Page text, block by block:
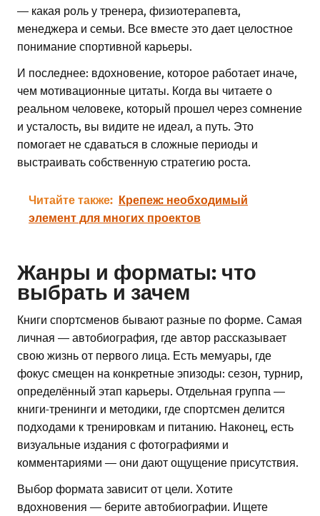
— какая роль у тренера, физиотерапевта,
менеджера и семьи. Все вместе это дает целостное
понимание спортивной карьеры.
И последнее: вдохновение, которое работает иначе,
чем мотивационные цитаты. Когда вы читаете о
реальном человеке, который прошел через сомнение
и усталость, вы видите не идеал, а путь. Это
помогает не сдаваться в сложные периоды и
выстраивать собственную стратегию роста.
Читайте также: Крепеж: необходимый
элемент для многих проектов
Жанры и форматы: что
выбрать и зачем
Книги спортсменов бывают разные по форме. Самая
личная — автобиография, где автор рассказывает
свою жизнь от первого лица. Есть мемуары, где
фокус смещен на конкретные эпизоды: сезон, турнир,
определённый этап карьеры. Отдельная группа —
книги-тренинги и методики, где спортсмен делится
подходами к тренировкам и питанию. Наконец, есть
визуальные издания с фотографиями и
комментариями — они дают ощущение присутствия.
Выбор формата зависит от цели. Хотите
вдохновения — берите автобиографии. Ищете